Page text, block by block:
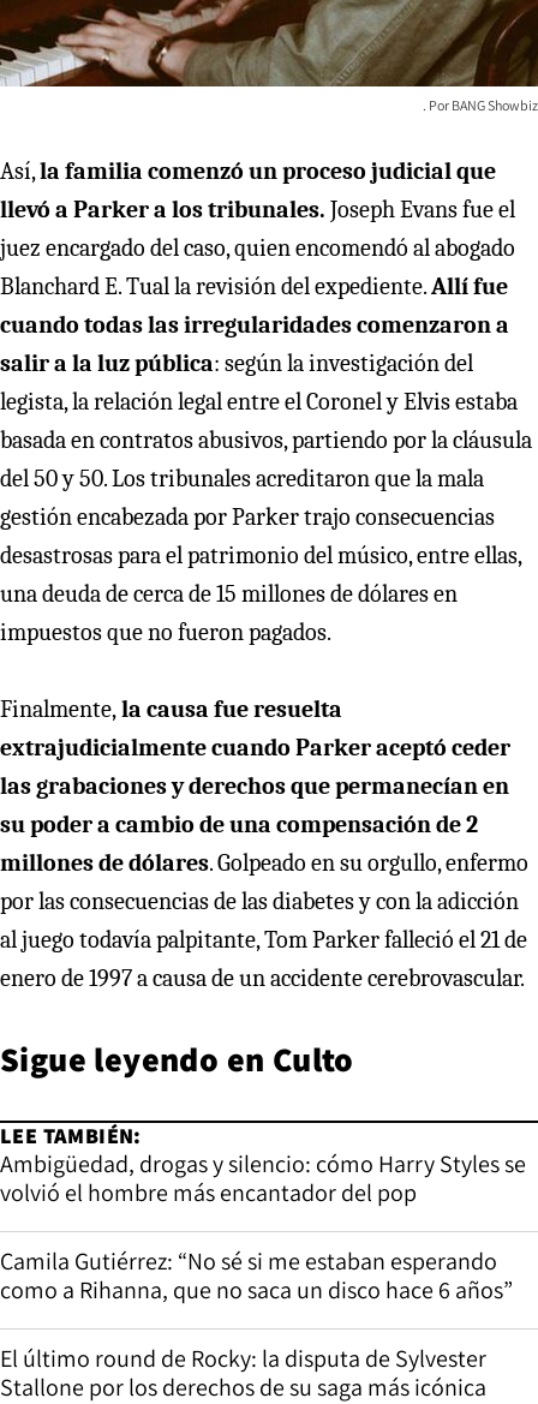
BANG Showbiz
Así,la familia comenzó un proceso judicial que
llevó a Parker a los tribunales. Joseph Evans fue el
juez encargado del caso, quien encomendó al abogado
Blanchard E. Tual la revisión del expediente.Allí fue
cuando todas las irregularidades comenzaron a
salir a la luz pública: según la investigación del
legista, la relación legal entre el Coronel y Elvis estaba
basada en contratos abusivos, partiendo por la cláusula
del 50 y 50. Los tribunales acreditaron que la mala
gestión encabezada por Parker trajo consecuencias
desastrosas para el patrimonio del músico, entre ellas,
una deuda de cerca de 15 millones de dólares en
impuestos que no fueron pagados.
Finalmente,la causa fue resuelta
extrajudicialmente cuando Parker aceptó ceder
las grabaciones y derechos que permanecían en
su poder a cambio de una compensación de 2
millones de dólares. Golpeado en su orgullo, enfermo
por las consecuencias de las diabetes y con la adicción
al juego todavía palpitante, Tom Parker falleció el 21 de
enero de 1997 a causa de un accidente cerebrovascular.
Sigue leyendo en Culto
LEE TAMBIÉN:
Ambigüedad, drogas y silencio: cómo Harry Styles se
volvió el hombre más encantador del pop
Camila Gutiérrez: “No sé si me estaban esperando
como a Rihanna, que no saca un disco hace 6 años”
El último round de Rocky: la disputa de Sylvester
Stallone por los derechos de su saga más icónica